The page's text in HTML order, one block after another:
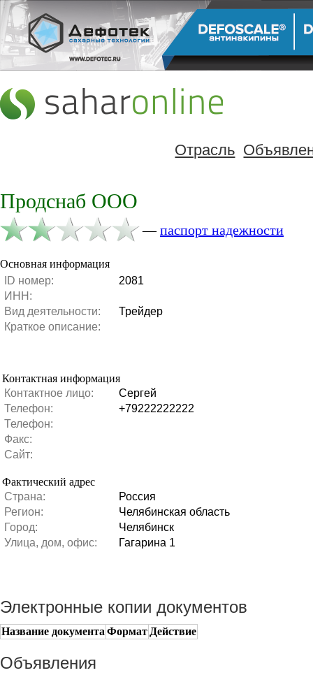
Отрасль
Продснаб ООО
—паспорт надежности
Основная информация
ID номер:
2081
ИНН:
Вид деятельности:
Трейдер
Краткое описание:
Контактная информация
Контактное лицо:
Сергей
Телефон:
+79222222222
Телефон:
Факс:
Сайт:
Фактический адрес
Страна:
Россия
Регион:
Челябинская область
Город:
Челябинск
Улица, дом, офис:
Гагарина 1
Электронные копии документов
Название документа Формат Действие
Объявления